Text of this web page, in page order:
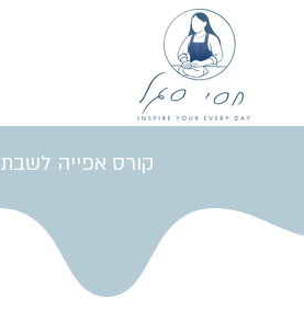
קורס אפייה לשבת